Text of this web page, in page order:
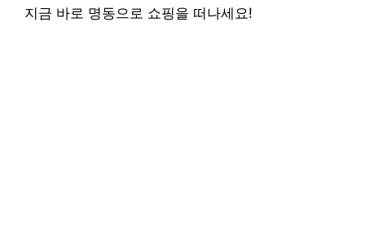
지금 바로 명동으로 쇼핑을 떠나세요!